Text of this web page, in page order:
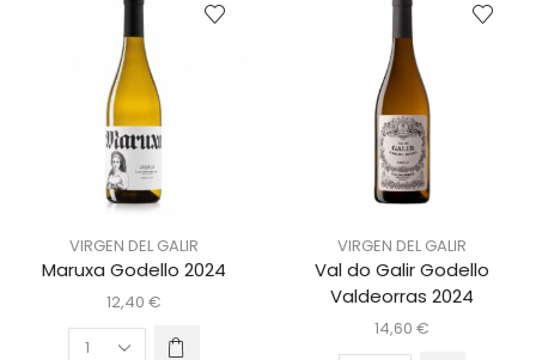
VIRGEN DEL GALIR
Maruxa Godello 2024
12,40 €
VIRGEN DEL GALIR
Val do Galir Godello
Valdeorras 2024
14,60 €